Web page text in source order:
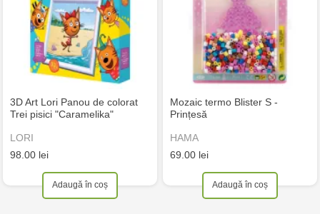
3D Art Lori Panou de colorat
Trei pisici "Caramelika"
LORI
98.00 lei
Adaugă în coș
Mozaic termo Blister S -
Prințesă
HAMA
69.00 lei
Adaugă în coș